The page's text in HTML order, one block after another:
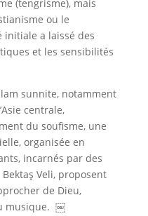
(tengrisme), mais
ou le
initiale a laissé des
et les sensibilités
sunnite, notamment
centrale,
du soufisme, une
organisée en
incarnés par des
Veli, proposent
de Dieu,
musique. ￼